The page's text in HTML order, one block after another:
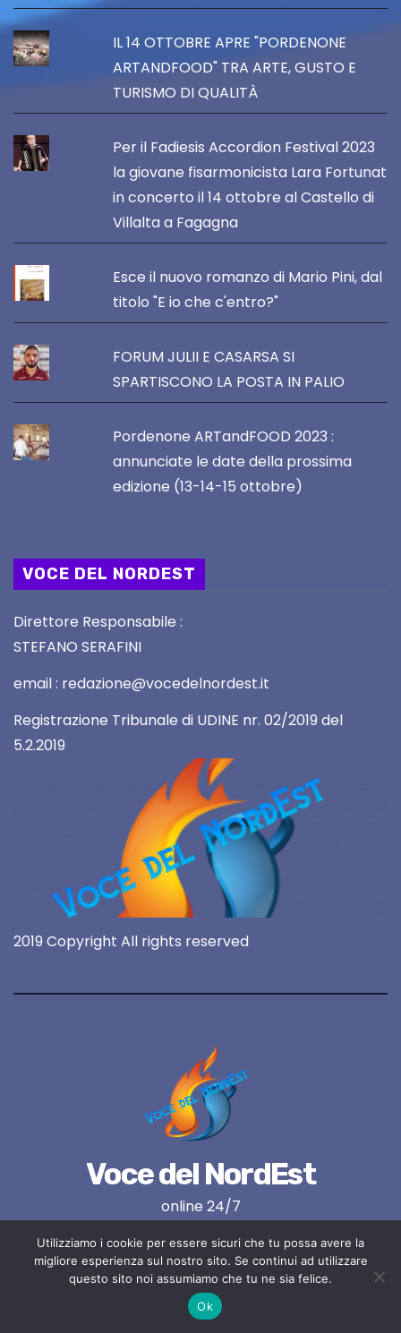
IL 14 OTTOBRE APRE "PORDENONE
ARTANDFOOD" TRA ARTE, GUSTO E
TURISMO DI QUALITÀ
Per il Fadiesis Accordion Festival 2023
la giovane fisarmonicista Lara Fortunat
in concerto il 14 ottobre al Castello di
Villalta a Fagagna
Esce il nuovo romanzo di Mario Pini, dal
titolo "E io che c'entro?"
FORUM JULII E CASARSA SI
SPARTISCONO LA POSTA IN PALIO
Pordenone ARTandFOOD 2023 :
annunciate le date della prossima
edizione (13-14-15 ottobre)
VOCE DEL NORDEST
Direttore Responsabile :
STEFANO SERAFINI
email : redazione@vocedelnordest.it
Registrazione Tribunale di UDINE nr. 02/2019 del
5.2.2019
2019 Copyright All rights reserved
Voce del NordEst
online 24/7
Proudly powered by WordPress|Tema:
Utilizziamo i cookie per essere sicuri che tu possa avere la
migliore esperienza sul nostro sito. Se continui ad utilizzare
questo sito noi assumiamo che tu ne sia felice.
Ok